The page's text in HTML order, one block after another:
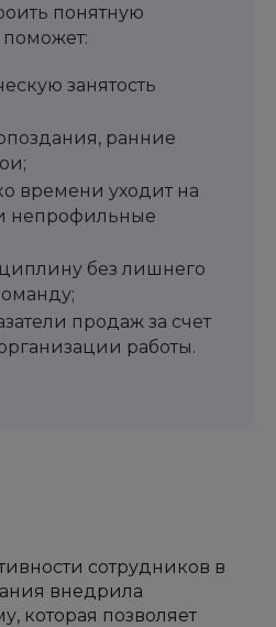
понятную
поможет:
занятость
ранние
времени уходит на
непрофильные
без лишнего
продаж за счет
работы.
сотрудников в
внедрила
которая позволяет